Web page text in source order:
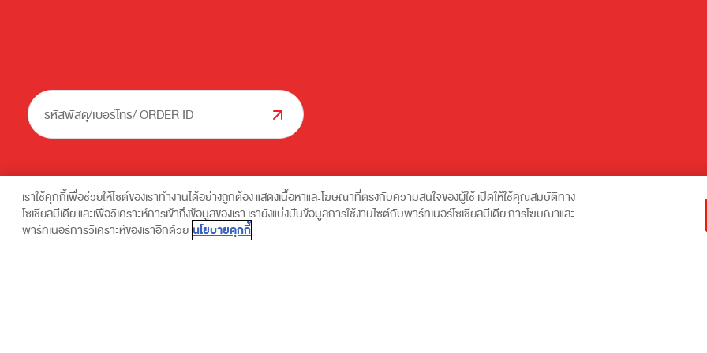
ท่านสามารถขอยกเลิกความยินยอม ในการประมวลผลข้อมูลส่วนบุคคลสำหรับข้อมูลที่เอสซีจี (บริษัทปูนซิเมนต์ไทย จำกัด (มหาชน) และบริษัทในกลุ่มเอสซีจีต
ข้อมูลส่วนบุคคล พ.ศ. 2562 ใช้บังคับ โดยคลิกที่นี่หรือติดต่อผู้ควบคุมข้อมูลส่วนบุคคลที่ระบุไว้ใน
รหัสพัสดุ/เบอร์โทร/ ORDER ID
ส่งด่วน ถึงไว...
เราใช้คุกกี้เพื่อช่วยให้ไซต์ของเราทำงานได้อย่างถูกต้อง แสดงเนื้อหาและโฆษณาที่ตรงกับความสนใจของผู้ใช้ เปิดให้ใช้คุณสมบัติทาง
โซเชียลมีเดีย และเพื่อวิเคราะห์การเข้าถึงข้อมูลของเรา เรายังแบ่งปันข้อมูลการใช้งานไซต์กับพาร์ทเนอร์โซเชียลมีเดีย การโฆษณาและ
พาร์ทเนอร์การวิเคราะห์ของเราอีกด้วย นโยบายคุกกี้